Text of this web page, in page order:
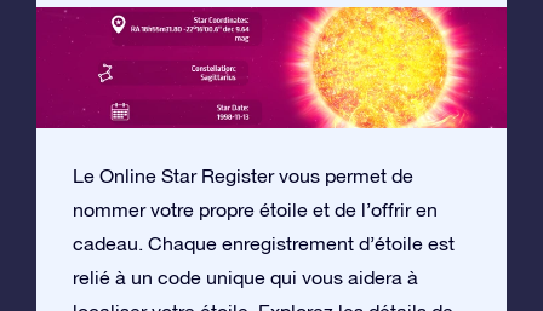
Le Online Star Register vous permet de
nommer votre propre étoile et de l’offrir en
cadeau. Chaque enregistrement d’étoile est
relié à un code unique qui vous aidera à